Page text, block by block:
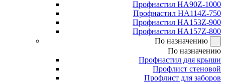
Профнастил НА90Z-1000
Профнастил НА114Z-750
Профнастил НА153Z-900
Профнастил НА157Z-800
По назначению
По назначению
Профнастил для крыши
Профлист стеновой
Профлист для заборов